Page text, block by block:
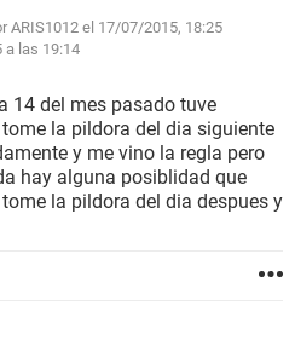
ARIS1012 el 17/07/2015, 18:25
a las 19:14
14 del mes pasado tuve
la pildora del dia siguiente
y me vino la regla pero
hay alguna posiblidad que
la pildora del dia despues y